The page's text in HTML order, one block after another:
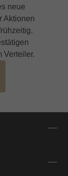
neue
Aktionen
Verteiler.